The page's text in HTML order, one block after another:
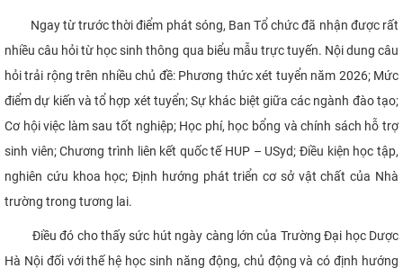
Ngay từ trước thời điểm phát sóng, Ban Tổ chức đã nhận được rất
nhiều câu hỏi từ học sinh thông qua biểu mẫu trực tuyến. Nội dung câu
hỏi trải rộng trên nhiều chủ đề: Phương thức xét tuyển năm 2026; Mức
điểm dự kiến và tổ hợp xét tuyển; Sự khác biệt giữa các ngành đào tạo;
Cơ hội việc làm sau tốt nghiệp; Học phí, học bổng và chính sách hỗ trợ
sinh viên; Chương trình liên kết quốc tế HUP – USyd; Điều kiện học tập,
nghiên cứu khoa học; Định hướng phát triển cơ sở vật chất của Nhà
trường trong tương lai.
Điều đó cho thấy sức hút ngày càng lớn của Trường Đại học Dược
Hà Nội đối với thế hệ học sinh năng động, chủ động và có định hướng